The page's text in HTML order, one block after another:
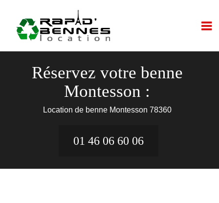
Réservez votre benne
Montesson :
Location de benne Montesson 78360
01 46 06 60 06